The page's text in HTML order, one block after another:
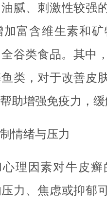
腻、刺激性较强
加富含维生素和
谷类食品。其中
类，对于改善皮
助增强免疫力，缓
情绪与压力
理因素对牛皮
力、焦虑或抑郁